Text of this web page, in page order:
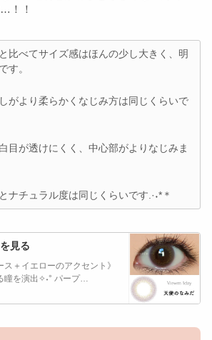
！！
比べてサイズ感はほんの少し大きく、明
す。
がより柔らかくなじみ方は同じくらいで
目が透けにくく、中心部がよりなじみま
ナチュラル度は同じくらいです.·˖*＊
見る
ス＋イエローのアクセント》
がうるっと透明感のある瞳を演出✧˖° パープ…